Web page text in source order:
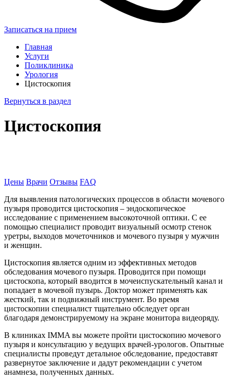
Записаться на прием
Главная
Услуги
Поликлиника
Урология
Цистоскопия
Вернуться в раздел
Цистоскопия
Цены Врачи Отзывы FAQ
Для выявления патологических процессов в области мочевого
пузыря проводится цистоскопия – эндоскопическое
исследование с применением высокоточной оптики. С ее
помощью специалист проводит визуальный осмотр стенок
уретры, выходов мочеточников и мочевого пузыря у мужчин
и женщин.
Цистоскопия является одним из эффективных методов
обследования мочевого пузыря. Проводится при помощи
цистоскопа, который вводится в мочеиспускательный канал и
попадает в мочевой пузырь. Доктор может применять как
жесткий, так и подвижный инструмент. Во время
цистоскопии специалист тщательно обследует орган
благодаря демонстрируемому на экране монитора видеоряду.
В клиниках IMMA вы можете пройти цистоскопию мочевого
пузыря и консультацию у ведущих врачей-урологов. Опытные
специалисты проведут детальное обследование, предоставят
развернутое заключение и дадут рекомендации с учетом
анамнеза, полученных данных.